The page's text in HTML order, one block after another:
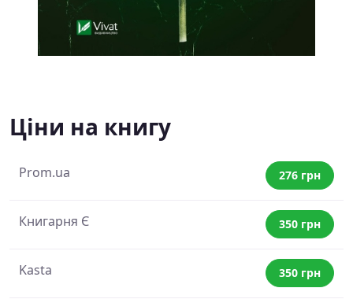
Ціни на книгу
Prom.ua 276 грн
Книгарня Є 350 грн
Kasta 350 грн